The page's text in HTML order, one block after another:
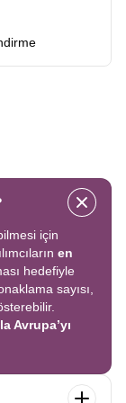
için
en
hedefiyle
sayısı,
Avrupa’yı